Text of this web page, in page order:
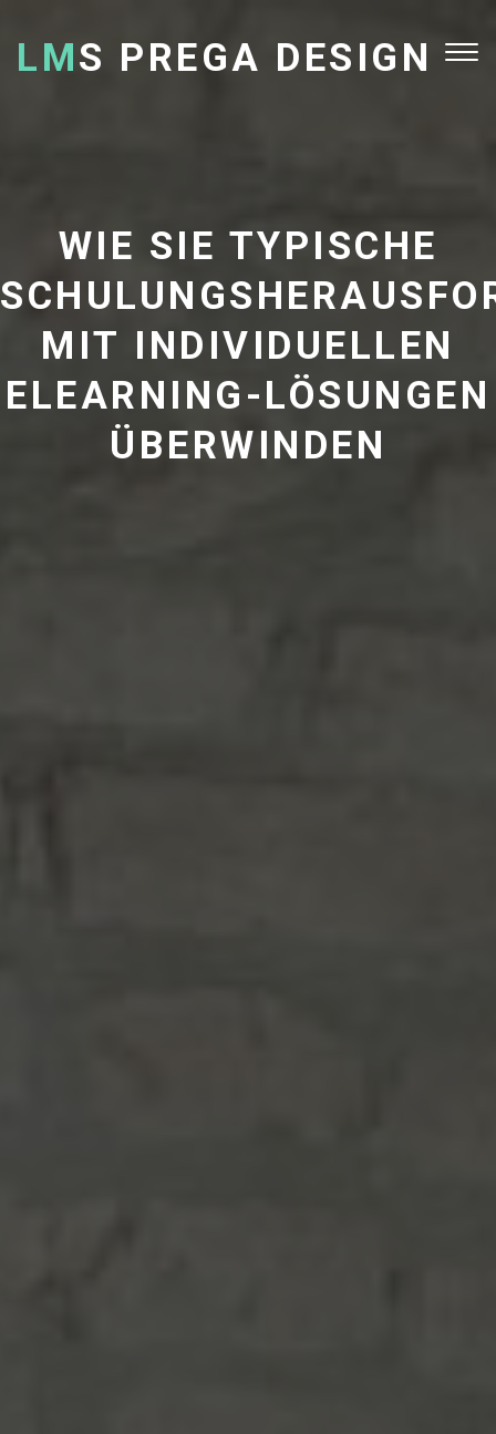
LMS PREGA DESIGN
WIE SIE TYPISCHE
MIT INDIVIDUELLEN
ELEARNING-LÖSUNGEN
ÜBERWINDEN